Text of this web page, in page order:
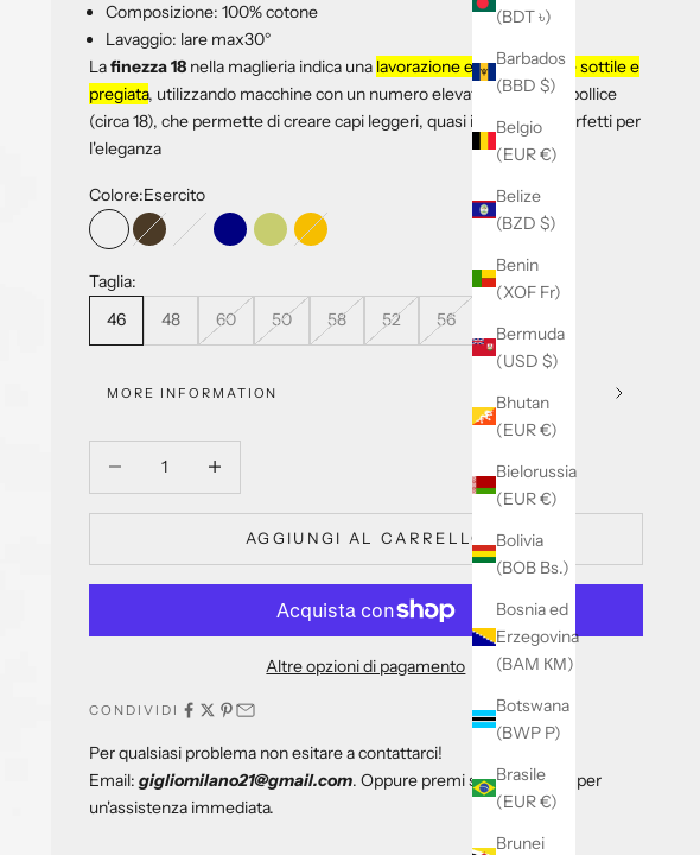
(BDT ৳)
Barbados
(BBD $)
Belgio
(EUR €)
Belize
(BZD $)
Benin
(XOF Fr)
Bermuda
(USD $)
Bhutan
(EUR €)
Bielorussia
(EUR €)
Bolivia
(BOB Bs.)
Bosnia ed
Erzegovina
(BAM КМ)
Botswana
(BWP P)
Brasile
(EUR €)
Brunei
Composizione: 100% cotone
Lavaggio: lare max30°
Lafinezza 18nella maglieria indica una lavorazione estremamente sottile e
pregiata, utilizzando macchine con un numero elevato di aghi per pollice
(circa 18), che permette di creare capi leggeri, quasi impalpabili, perfetti per
l'eleganza
Colore:Esercito
EsercitoFondenteGlicineNavyPistacchioSenape
Taglia:
46
48 60 50 58 52 56
MORE INFORMATION
AGGIUNGI AL CARRELLO
Altre opzioni di pagamento
CONDIVIDI
Per qualsiasi problema non esitare a contattarci!
Email: gigliomilano21@gmail.com. Oppure premi sul tasto di wz per
un'assistenza immediata.